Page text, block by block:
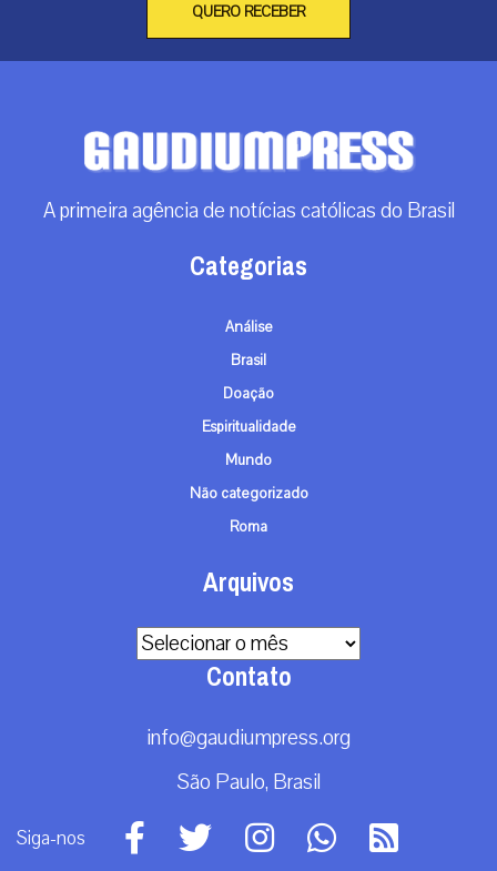
QUERO RECEBER
A primeira agência de notícias católicas do Brasil
Categorias
Análise
Brasil
Doação
Espiritualidade
Mundo
Não categorizado
Roma
Arquivos
Arquivos
Contato
info@gaudiumpress.org
São Paulo, Brasil
Siga-nos